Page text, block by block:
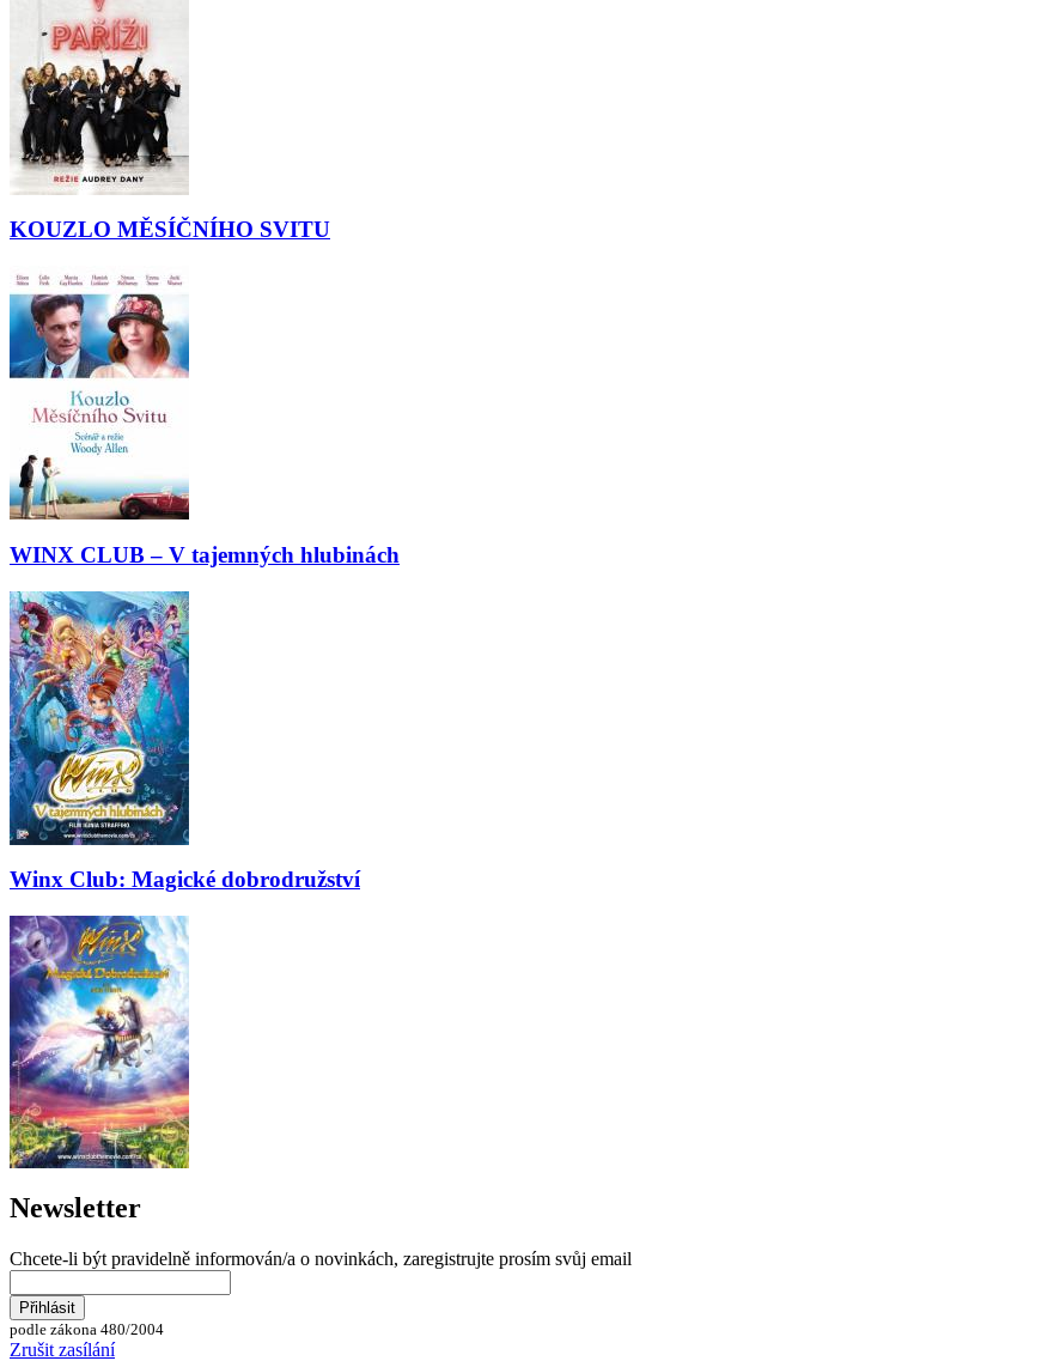
KOUZLO MĚSÍČNÍHO SVITU
WINX CLUB – V tajemných hlubinách
Winx Club: Magické dobrodružství
Newsletter
Chcete-li být pravidelně informován/a o novinkách, zaregistrujte prosím svůj email
podle zákona 480/2004
Zrušit zasílání